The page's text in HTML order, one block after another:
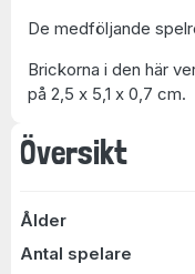
Översikt
Ålder
Antal spelare
De medföljande
Brickorna i den här
på 2,5 x 5,1 x 0,7 cm.